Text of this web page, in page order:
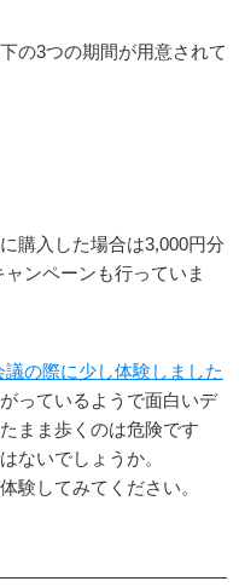
の3つの期間が用意されて
購入した場合は3,000円分
ンペーンも行っていま
議の際に少し体験しました
っているようで面白いデ
まま歩くのは危険です
ないでしょうか。
験してみてください。